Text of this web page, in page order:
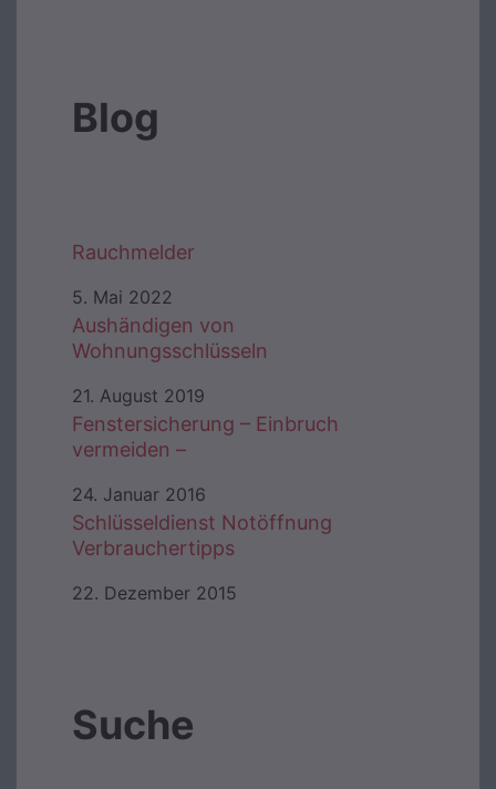
Blog
Rauchmelder
5. Mai 2022
Aushändigen von
Wohnungsschlüsseln
21. August 2019
Fenstersicherung – Einbruch
vermeiden –
24. Januar 2016
Schlüsseldienst Notöffnung
Verbrauchertipps
22. Dezember 2015
Suche